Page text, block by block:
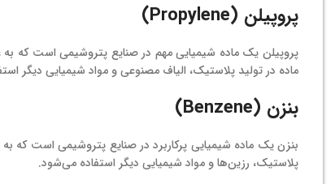
پروپیلن (Propylene)
پروپیلن یک ماده شیمیایی مهم در صنایع پتروشیمی است که به
ماده در تولید پلاستیک، الیاف مصنوعی و مواد شیمیایی دیگر
بنزن (Benzene)
بنزن یک ماده شیمیایی پرکاربرد در صنایع پتروشیمی است که به
پلاستیک، رزین‌ها و مواد شیمیایی دیگر استفاده می‌شود.